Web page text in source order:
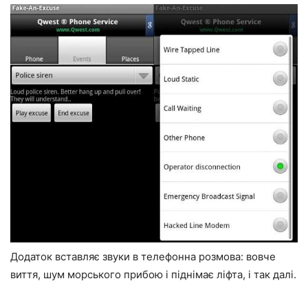
Додаток вставляє звуки в телефонна розмова: вовче
виття, шум морського прибою і піднімає ліфта, і так далі.